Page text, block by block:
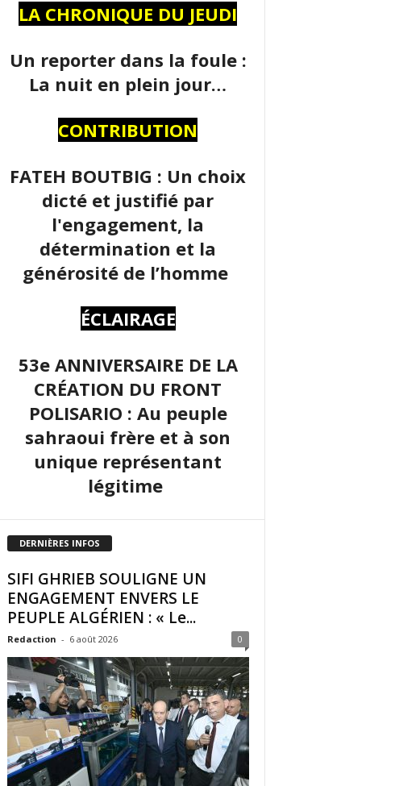
LA CHRONIQUE DU JEUDI
Un reporter dans la foule :
La nuit en plein jour…
CONTRIBUTION
FATEH BOUTBIG : Un choix
dicté et justifié par
l'engagement, la
détermination et la
générosité de l’homme
ÉCLAIRAGE
53e ANNIVERSAIRE DE LA
CRÉATION DU FRONT
POLISARIO : Au peuple
sahraoui frère et à son
unique représentant
légitime
DERNIÈRES INFOS
SIFI GHRIEB SOULIGNE UN
ENGAGEMENT ENVERS LE
PEUPLE ALGÉRIEN : « Le...
Redaction - 6 août 2026 0